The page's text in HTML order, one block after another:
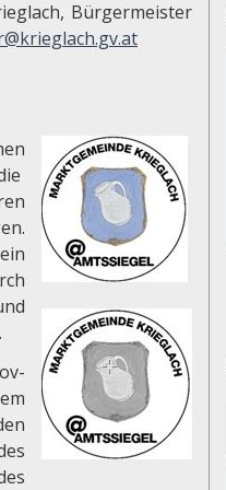
Bürgermeister